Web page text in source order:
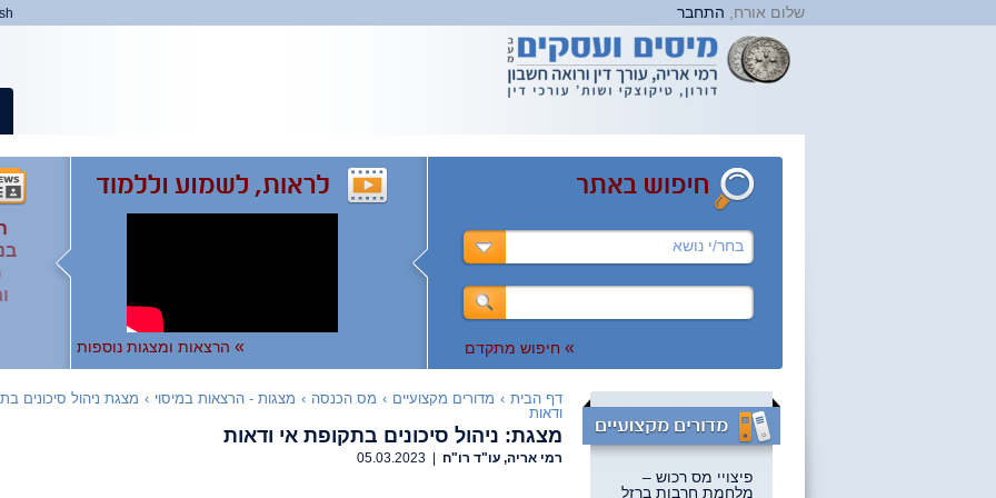
שלום אורח, התחבר
בחר/י נושא
» חיפוש מתקדם » הרצאות ומצגות נוספות
פיצויי מס רכוש –
מלחמת חרבות ברזל
דף הבית › מדורים מקצועיים › מס הכנסה › מצגות - הרצאות במיסוי › מצגת ניהול סיכונים
ודאות
מצגת: ניהול סיכונים בתקופת אי ודאות
רמי אריה, עו"ד רו"ח